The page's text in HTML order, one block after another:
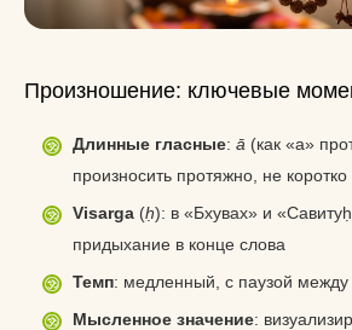
Произношение: ключевые
Длинные гласные: ā (как «а»
произносить протяжно, не коротко
Visarga (ḥ): в «Бхувах» и
придыхание в конце слова
Темп: медленный, с паузой между
Мысленное значение: